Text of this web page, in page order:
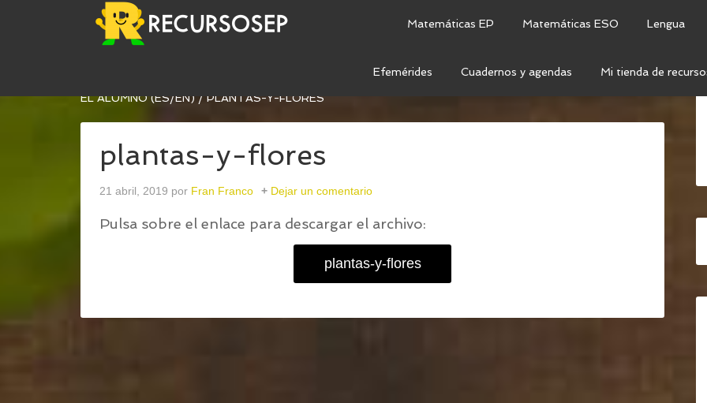
Matemáticas EP Matemáticas ESO Lengua
Efemérides Cuadernos y agendas Mi tienda de
PARTES DE PLANTAS Y FLORES: LÁMINAS PARA EL AULA Y FICHAS PARA
EL ALUMNO (ES/EN) / PLANTAS-Y-FLORES
plantas-y-flores
21 abril, 2019 por Fran Franco Dejar un comentario
Pulsa sobre el enlace para descargar el archivo:
plantas-y-flores